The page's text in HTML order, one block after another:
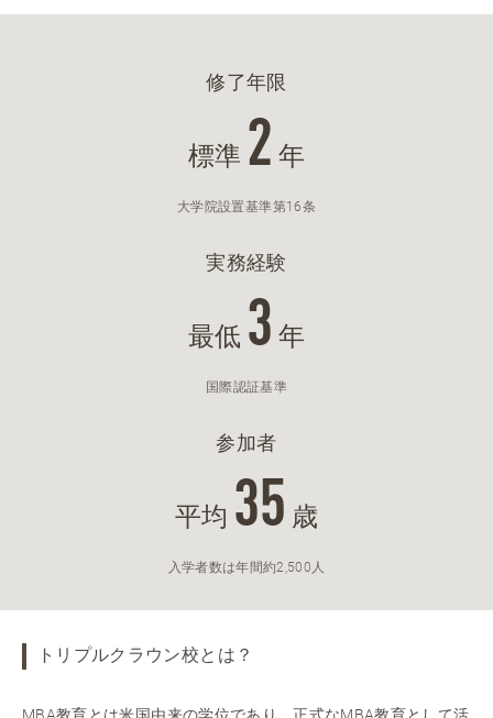
修了年限
標準 2 年
大学院設置基準第16条
実務経験
最低 3 年
国際認証基準
参加者
平均 35 歳
入学者数は年間約2,500人
トリプルクラウン校とは？
MBA教育とは米国由来の学位であり、正式なMBA教育として活